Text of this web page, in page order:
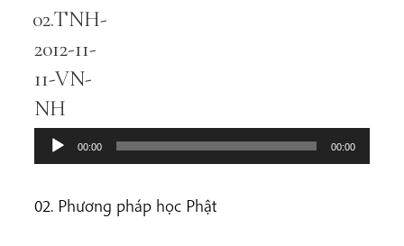
02.TNH-
2012-11-
11-VN-
NH
00:00 00:00
02. Phương pháp học Phật